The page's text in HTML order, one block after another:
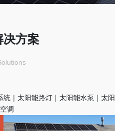
决方案
｜太阳能路灯｜太阳能水泵｜太阳
调